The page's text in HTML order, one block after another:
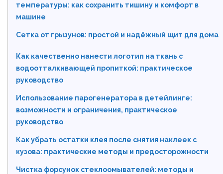
температуры: как сохранить тишину и комфорт в
машине
Сетка от грызунов: простой и надёжный щит для дома
Как качественно нанести логотип на ткань с
водоотталкивающей пропиткой: практическое
руководство
Использование парогенератора в детейлинге:
возможности и ограничения, практическое
руководство
Как убрать остатки клея после снятия наклеек с
кузова: практические методы и предосторожности
Чистка форсунок стеклоомывателей: методы и